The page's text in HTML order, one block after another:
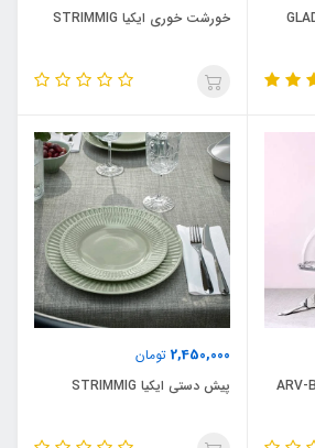
خورشت خوری ایکیا STRIMMIG
2,450,000 تومان
پیش دستی ایکیا STRIMMIG